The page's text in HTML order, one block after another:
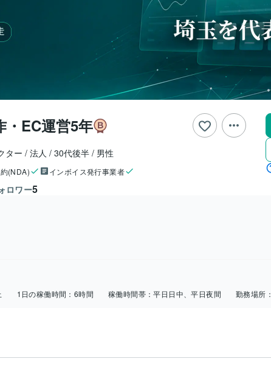
・EC運営5年
ター 法人 30代後半 男性
(NDA) インボイス発行事業者
ロワー5
1日の稼働時間： 6時間 稼働時間帯：平日日中、平日夜間 勤務場所：